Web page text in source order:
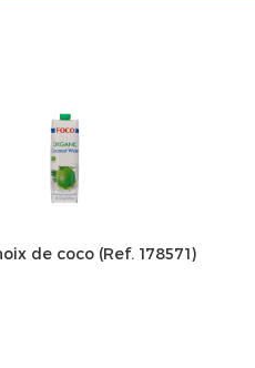
de coco (Ref. 178571)